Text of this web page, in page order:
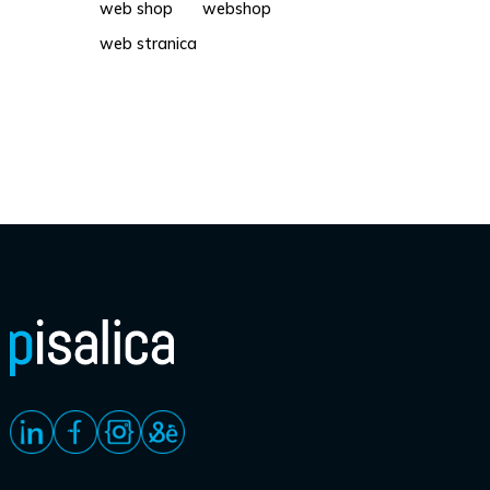
web shop
webshop
web stranica